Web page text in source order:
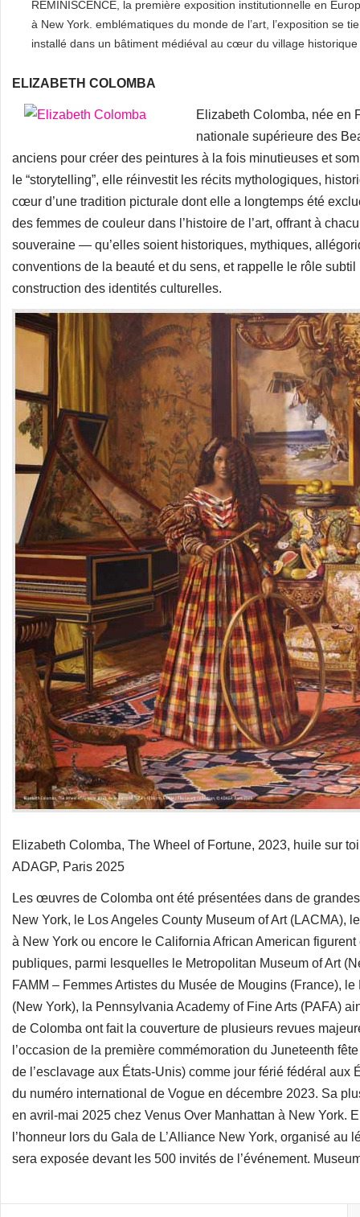
REMINISCENCE, la première exposition institutionnelle en
à New York. emblématiques du monde de l’art, l’exposition se
installé dans un bâtiment médiéval au cœur du village
ELIZABETH COLOMBA
Elizabeth Colomba, née en
nationale supérieure des
anciens pour créer des peintures à la fois minutieuses et
le “storytelling”, elle réinvestit les récits mythologiques,
cœur d’une tradition picturale dont elle a longtemps été
des femmes de couleur dans l’histoire de l’art, offrant à
souveraine — qu’elles soient historiques, mythiques,
conventions de la beauté et du sens, et rappelle le rôle
construction des identités culturelles.
Elizabeth Colomba, The Wheel of Fortune, 2023, huile sur
ADAGP, Paris 2025
Les œuvres de Colomba ont été présentées dans de
New York, le Los Angeles County Museum of Art (LACMA),
à New York ou encore le California African American
publiques, parmi lesquelles le Metropolitan Museum of Art
FAMM – Femmes Artistes du Musée de Mougins (France),
(New York), la Pennsylvania Academy of Fine Arts (PAFA)
de Colomba ont fait la couverture de plusieurs revues
l’occasion de la première commémoration du Juneteenth
de l’esclavage aux États-Unis) comme jour férié fédéral
du numéro international de Vogue en décembre 2023. Sa
en avril-mai 2025 chez Venus Over Manhattan à New York.
l’honneur lors du Gala de L’Alliance New York, organisé
sera exposée devant les 500 invités de l’événement.